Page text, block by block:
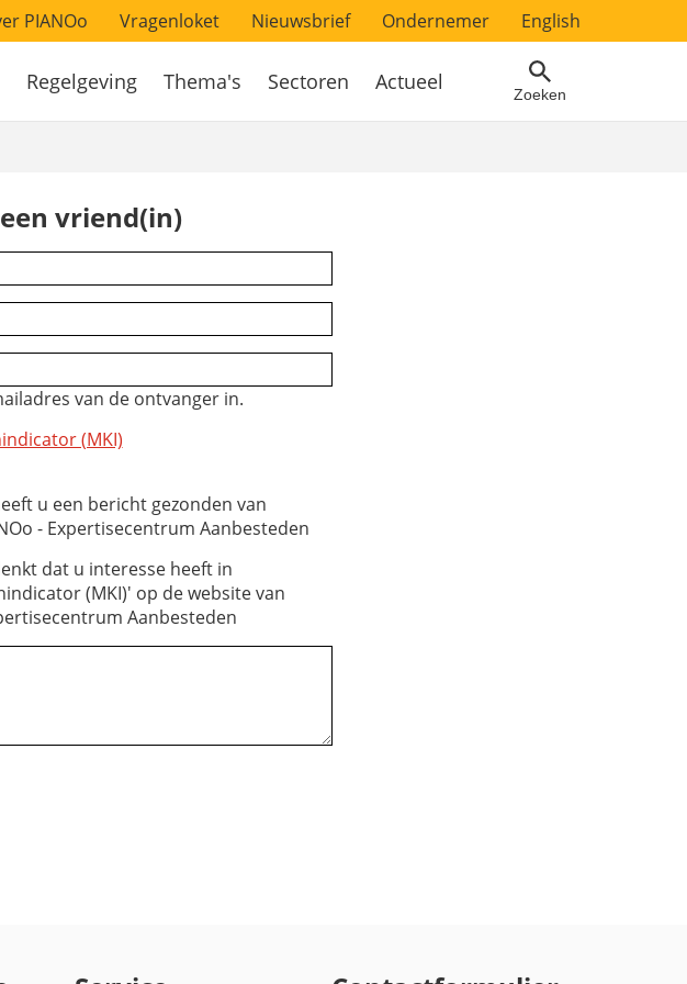
PIANOo Vragenloket Nieuwsbrief Ondernemer English
Regelgeving Thema's Sectoren Actueel Zoeken
vriend(in)
van de ontvanger in.
(MKI)
u een bericht gezonden van
- Expertisecentrum Aanbesteden
dat u interesse heeft in
(MKI)' op de website van
Aanbesteden